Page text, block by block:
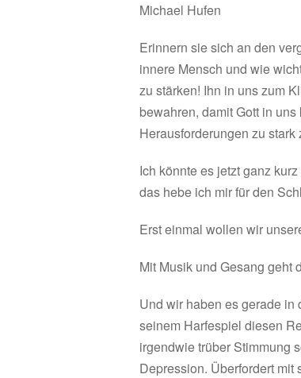
Michael Hufen
Erinnern sie sich an den
innere Mensch und wie
zu stärken! Ihn in uns zum
bewahren, damit Gott in
Herausforderungen zu stark
Ich könnte es jetzt ganz
das hebe ich mir für den
Erst einmal wollen wir
Mit Musik und Gesang geht
Und wir haben es gerade in
seinem Harfespiel diesen
irgendwie trüber Stimmung
Depression. Überfordert